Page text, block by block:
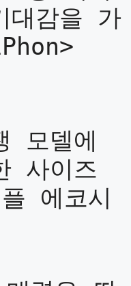
대감을 가
모델에
사이즈
에코시